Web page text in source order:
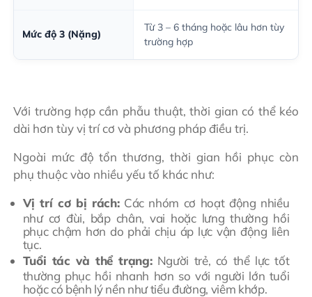
Mức độ 3 (Nặng)
Từ 3 – 6 tháng hoặc lâu hơn tùy
trường hợp
Với trường hợp cần phẫu thuật, thời gian có thể kéo
dài hơn tùy vị trí cơ và phương pháp điều trị.
Ngoài mức độ tổn thương, thời gian hồi phục còn
phụ thuộc vào nhiều yếu tố khác như:
Vị trí cơ bị rách:Các nhóm cơ hoạt động nhiều
như cơ đùi, bắp chân, vai hoặc lưng thường hồi
phục chậm hơn do phải chịu áp lực vận động liên
tục.
Tuổi tác và thể trạng:Người trẻ, có thể lực tốt
thường phục hồi nhanh hơn so với người lớn tuổi
hoặc có bệnh lý nền như tiểu đường, viêm khớp.